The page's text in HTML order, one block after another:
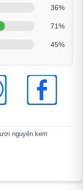
36%
71%
45%
nguyên kem